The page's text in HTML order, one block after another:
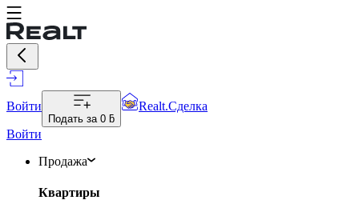
Войти
Подать за 0 ƃ
Realt.Сделка
Войти
Продажа
Квартиры